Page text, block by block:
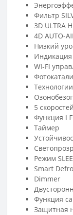
Фильтр
3D ULTRA
4D AUTO-
Низкий
Индикация
WI-FI
5
Функция I
Таймер
Режим
Smart
Dimmer
Функция
Защитная